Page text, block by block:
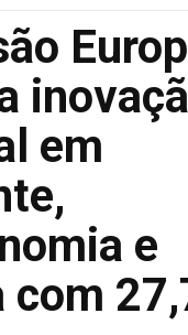
em
e
com